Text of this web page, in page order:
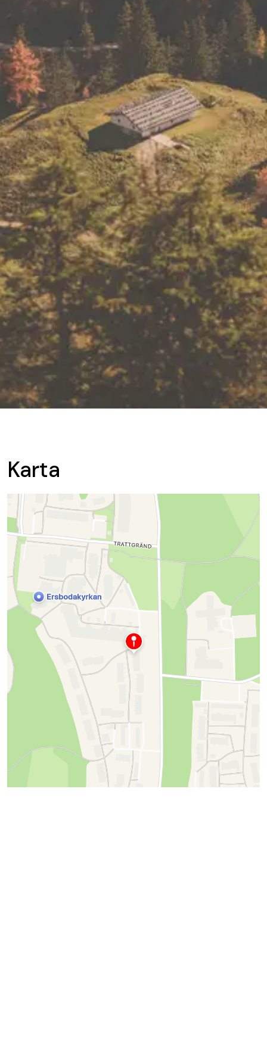
Karta